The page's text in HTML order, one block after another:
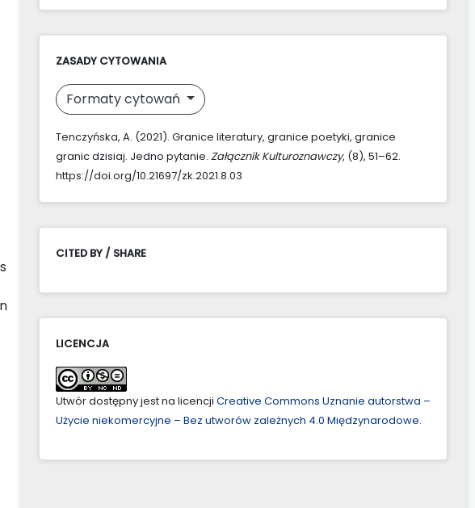
ZASADY CYTOWANIA
Formaty cytowań
Tenczyńska, A. (2021). Granice literatury, granice poetyki, granice
granic dzisiaj. Jedno pytanie. Załącznik Kulturoznawczy, (8), 51–62.
https://doi.org/10.21697/zk.2021.8.03
CITED BY / SHARE
LICENCJA
Utwór dostępny jest na licencji Creative Commons Uznanie autorstwa –
Użycie niekomercyjne – Bez utworów zależnych 4.0 Międzynarodowe.